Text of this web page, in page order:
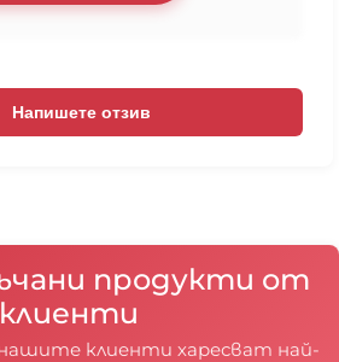
Напишете отзив
продукти от
клиенти
клиенти харесват най-